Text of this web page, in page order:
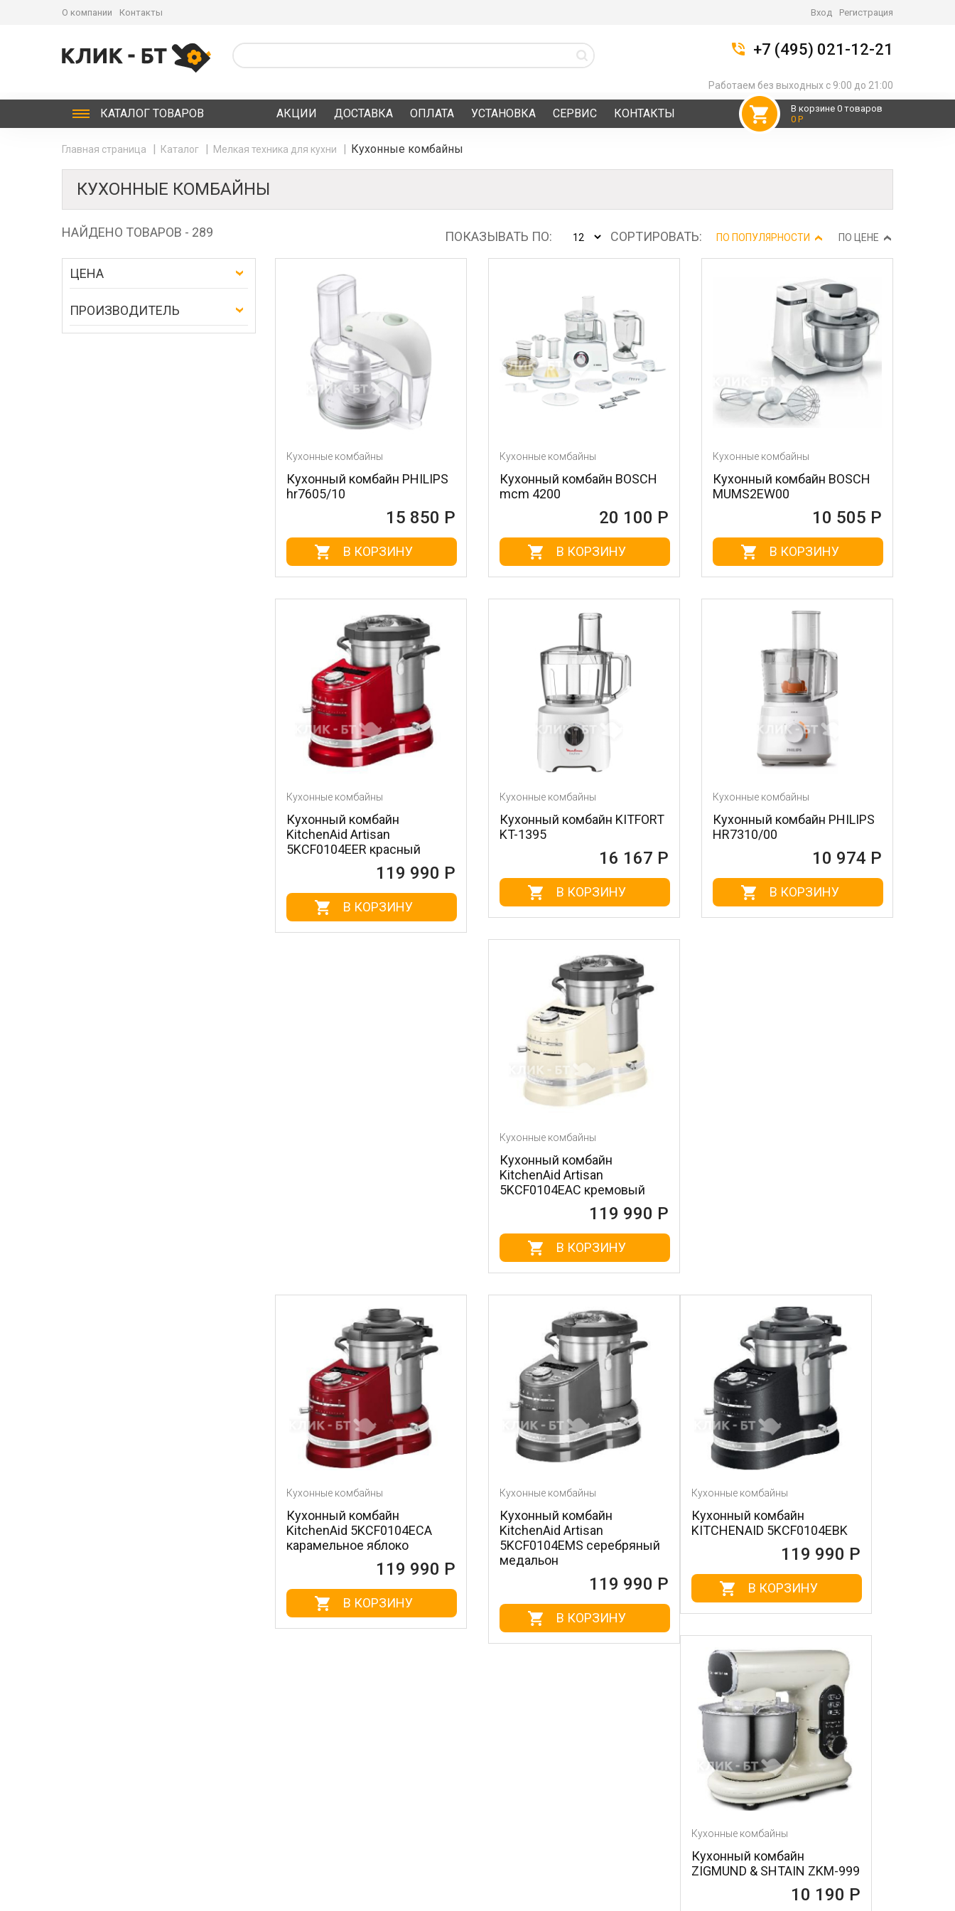
О компании Контакты Вход Регистрация
+7 (495) 021-12-21
Работаем без выходных с 9:00 до 21:00
КАТАЛОГ ТОВАРОВ
В корзине 0 товаров
0 Р
АКЦИИ ДОСТАВКА ОПЛАТА УСТАНОВКА СЕРВИС КОНТАКТЫ
Главная страница Каталог Мелкая техника для кухни Кухонные комбайны
КУХОННЫЕ КОМБАЙНЫ
НАЙДЕНО ТОВАРОВ - 289
ЦЕНА
ПРОИЗВОДИТЕЛЬ
ПОКАЗЫВАТЬ ПО: СОРТИРОВАТЬ: ПО ПОПУЛЯРНОСТИ ПО ЦЕНЕ
Кухонные комбайны
Кухонный комбайн PHILIPS
hr7605/10
15 850 Р
В КОРЗИНУ
Кухонные комбайны
Кухонный комбайн BOSCH
mcm 4200
20 100 Р
В КОРЗИНУ
Кухонные комбайны
Кухонный комбайн BOSCH
MUMS2EW00
10 505 Р
В КОРЗИНУ
Кухонные комбайны
Кухонный комбайн
KitchenAid Artisan
5KCF0104EER красный
119 990 Р
В КОРЗИНУ
Кухонные комбайны
Кухонный комбайн KITFORT
KT-1395
16 167 Р
В КОРЗИНУ
Кухонные комбайны
Кухонный комбайн PHILIPS
HR7310/00
10 974 Р
В КОРЗИНУ
Кухонные комбайны
Кухонный комбайн
KitchenAid Artisan
5KCF0104EAC кремовый
119 990 Р
В КОРЗИНУ
Кухонные комбайны
Кухонный комбайн
KitchenAid 5KCF0104ECA
карамельное яблоко
119 990 Р
В КОРЗИНУ
Кухонные комбайны
Кухонный комбайн
KitchenAid Artisan
5KCF0104EMS серебряный
медальон
119 990 Р
В КОРЗИНУ
Кухонные комбайны
Кухонный комбайн
KITCHENAID 5KCF0104EBK
119 990 Р
В КОРЗИНУ
Кухонные комбайны
Кухонный комбайн
ZIGMUND & SHTAIN ZKM-999
10 190 Р